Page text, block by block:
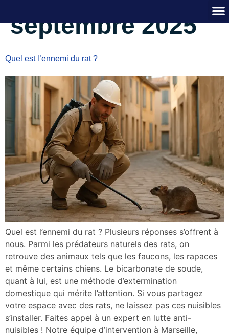
septembre 2025
Quel est l’ennemi du rat ?
Quel est l’ennemi du rat ? Plusieurs réponses s’offrent à
nous. Parmi les prédateurs naturels des rats, on
retrouve des animaux tels que les faucons, les rapaces
et même certains chiens. Le bicarbonate de soude,
quant à lui, est une méthode d’extermination
domestique qui mérite l’attention. Si vous partagez
votre espace avec des rats, ne laissez pas ces nuisibles
s’installer. Faites appel à un expert en lutte anti-
nuisibles ! Notre équipe d’intervention à Marseille,